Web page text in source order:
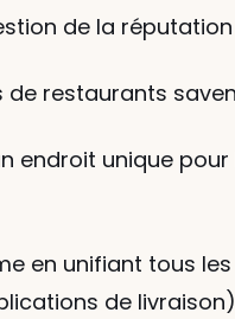
de la
restaurants
endroit unique
en unifiant tous
de